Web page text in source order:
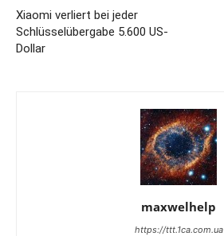
Xiaomi verliert bei jeder
Schlüsselübergabe 5.600 US-
Dollar
maxwelhelp
https://ttt.1ca.com.ua